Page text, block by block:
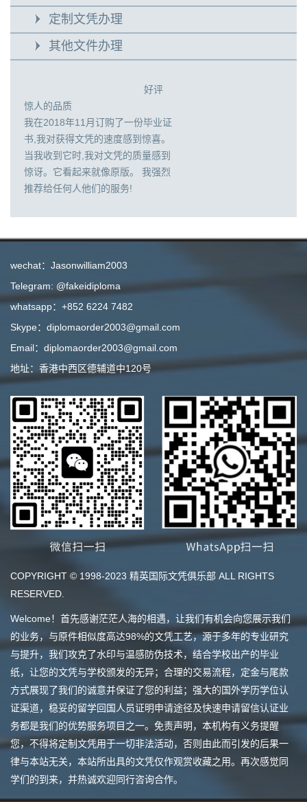
定制文凭办理
其他文件办理
好评
惊人的品质
我在2018年11月订购了一份毕业证
书,我对获得文凭的速度感到惊喜。
当我收到它时,我对文凭的质量感到
惊讶。它看起来就像原版。 我强烈
推荐给任何人他们的服务!
wechat：Jasonwilliam2003
Telegram: @fakeidiploma
whatsapp：+852 6224 7482
Skype：diplomaorder2003@gmail.com
Email：diplomaorder2003@gmail.com
地址：香港中西区德辅道中120号
COPYRIGHT © 1998-2023 精英国际文凭俱乐部 ALL RIGHTS
RESERVED.
Welcome！首先感谢茫茫人海的相遇，让我们有机会向您展示我们
的业务，与原件相似度高达98%的文凭工艺，源于多年的专业研究
与提升，我们攻克了水印与温感防伪技术，结合学校出产的毕业
纸，让您的文凭与学校颁发的无异；合理的交易流程，定金与尾款
方式展现了我们的诚意并保证了您的利益；强大的国外学历学位认
证渠道，稳妥的留学回国人员证明申请途径及快速申请留信认证业
务都是我们的优势服务项目之一。免责声明，本机构有义务提醒
您，不得将定制文凭用于一切非法活动，否则由此而引发的后果一
律与本站无关，本站所出具的文凭仅作观赏收藏之用。再次感觉同
学们的到来，并热诚欢迎同行咨询合作。